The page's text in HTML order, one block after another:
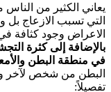
يعاني الكثير من
التي تسبب الازعاج بل
الاعراض وجود كثافة
بالإضافة إلى كثرة
في منطقة البطن
البطن من شخص لآخر
تفصيلاً: